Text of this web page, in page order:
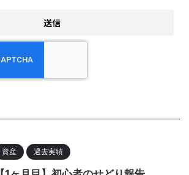
資産 過去実績